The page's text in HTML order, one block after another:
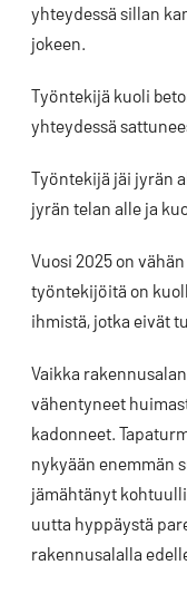
yhteydessä sillan
jokeen.
Työntekijä kuoli
yhteydessä
Työntekijä jäi jyrän
jyrän telan alle ja
Vuosi 2025 on
työntekijöitä on
ihmistä, jotka eivät
Vaikka
vähentyneet
kadonneet.
nykyään enemmän
jämähtänyt
uutta hyppäystä
rakennusalalla